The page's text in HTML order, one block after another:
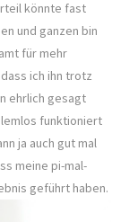
könnte fast
und ganzen bin
für mehr
ich ihn trotz
ehrlich gesagt
funktioniert
ja auch gut mal
meine pi-mal-
geführt haben.